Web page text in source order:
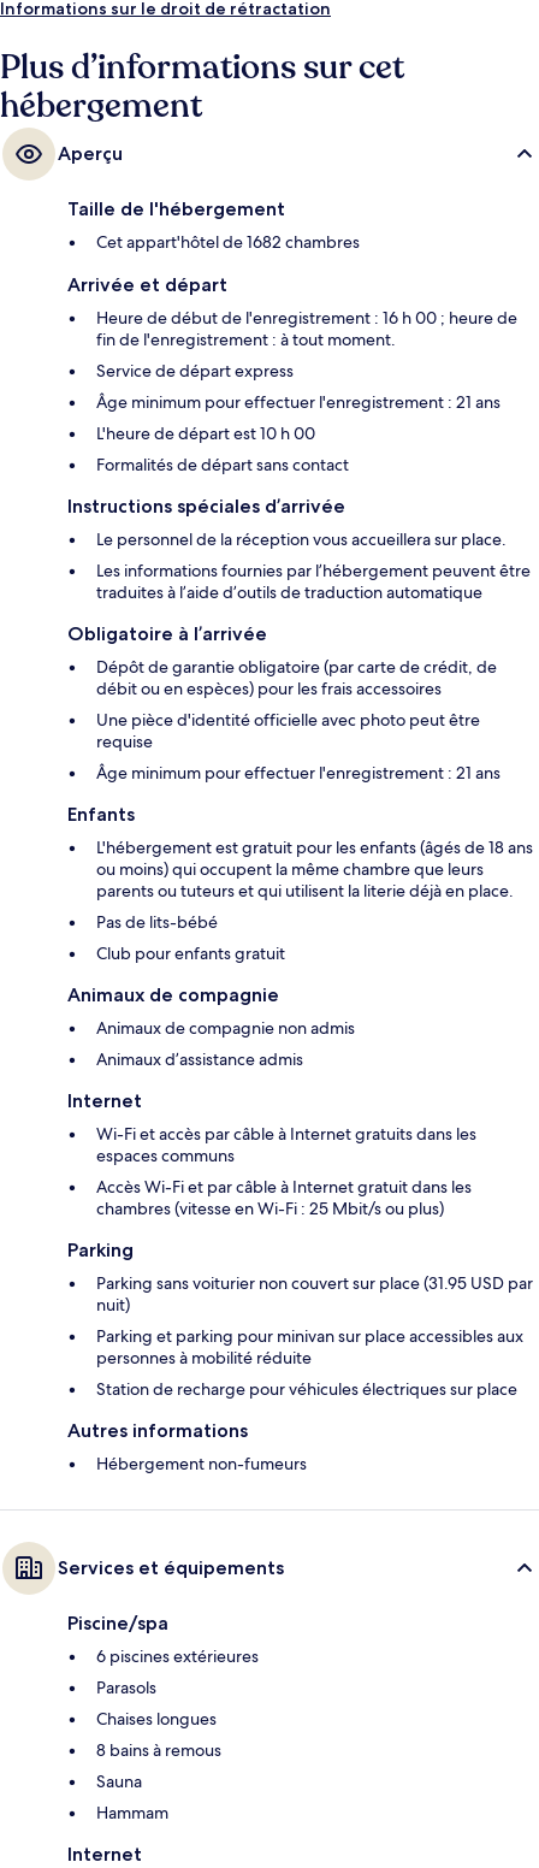
profiterez ici de 2 bars en bord de piscine, d'un bar / salon, ainsi que
lave-linge/sèche-linge. La piscine rafraîchissante et l'excellence du
service de chambre remportent un franc succès auprès des autres
voyageurs.
Informations sur le droit de rétractation
Plus d’informations sur cet
hébergement
Aperçu
Taille de l'hébergement
Cet appart'hôtel de 1682 chambres
Arrivée et départ
Heure de début de l'enregistrement : 16 h 00 ; heure de
fin de l'enregistrement : à tout moment.
Service de départ express
Âge minimum pour effectuer l'enregistrement : 21 ans
L'heure de départ est 10 h 00
Formalités de départ sans contact
Instructions spéciales d’arrivée
Le personnel de la réception vous accueillera sur place.
Les informations fournies par l’hébergement peuvent être
traduites à l’aide d’outils de traduction automatique
Obligatoire à l’arrivée
Dépôt de garantie obligatoire (par carte de crédit, de
débit ou en espèces) pour les frais accessoires
Une pièce d'identité officielle avec photo peut être
requise
Âge minimum pour effectuer l'enregistrement : 21 ans
Enfants
L'hébergement est gratuit pour les enfants (âgés de 18 ans
ou moins) qui occupent la même chambre que leurs
parents ou tuteurs et qui utilisent la literie déjà en place.
Pas de lits-bébé
Club pour enfants gratuit
Animaux de compagnie
Animaux de compagnie non admis
Animaux d’assistance admis
Internet
Wi-Fi et accès par câble à Internet gratuits dans les
espaces communs
Accès Wi-Fi et par câble à Internet gratuit dans les
chambres (vitesse en Wi-Fi : 25 Mbit/s ou plus)
Parking
Parking sans voiturier non couvert sur place (31.95 USD par
nuit)
Parking et parking pour minivan sur place accessibles aux
personnes à mobilité réduite
Station de recharge pour véhicules électriques sur place
Autres informations
Hébergement non-fumeurs
Services et équipements
Piscine/spa
6 piscines extérieures
Parasols
Chaises longues
8 bains à remous
Sauna
Hammam
Internet